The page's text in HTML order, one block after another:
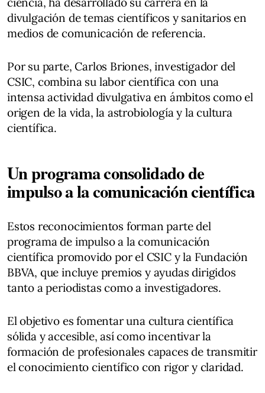
divulgación de temas científicos y sanitarios en
medios de comunicación de referencia.
Por su parte, Carlos Briones, investigador del
CSIC, combina su labor científica con una
intensa actividad divulgativa en ámbitos como el
origen de la vida, la astrobiología y la cultura
científica.
Un programa consolidado de
impulso a la comunicación científica
Estos reconocimientos forman parte del
programa de impulso a la comunicación
científica promovido por el CSIC y la Fundación
BBVA, que incluye premios y ayudas dirigidos
tanto a periodistas como a investigadores.
El objetivo es fomentar una cultura científica
sólida y accesible, así como incentivar la
formación de profesionales capaces de transmitir
el conocimiento científico con rigor y claridad.